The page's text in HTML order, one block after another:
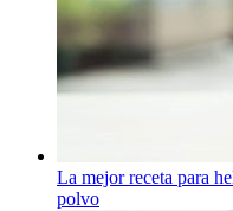
La mejor receta para
polvo